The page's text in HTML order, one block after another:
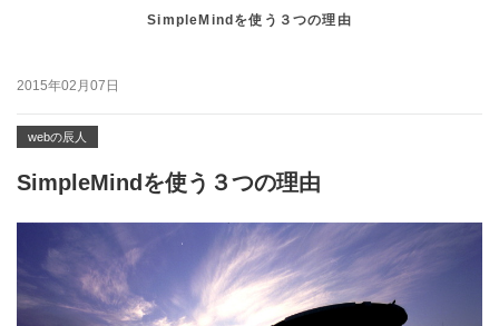
SimpleMindを使う３つの理由
2015年02月07日
webの辰人
SimpleMindを使う３つの理由